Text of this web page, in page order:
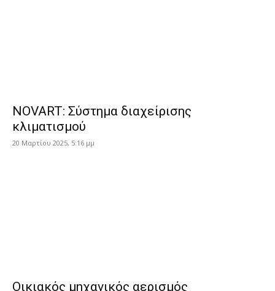
NOVART: Σύστημα διαχείρισης
κλιματισμού
20 Μαρτίου 2025, 5:16 μμ
Οικιακός μηχανικός αερισμός